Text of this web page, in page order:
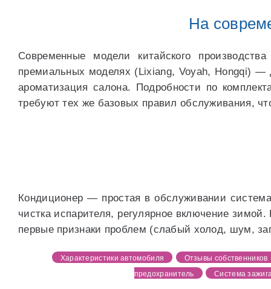
На
Современные модели китайского
премиальных моделях (Lixiang, Voyah, Hongqi) —
ароматизация салона. Подробности по
требуют тех же базовых правил обслуживания,
Кондиционер — простая в обслуживании
чистка испарителя, регулярное включение
первые признаки проблем (слабый холод, шум,
Характеристики автомобиля
Отзывы собственников
предохранитель
Система